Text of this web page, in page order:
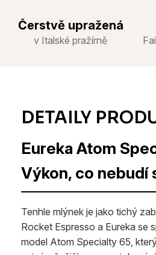
Čerstvě upražená
v Italské pražírně
Eureka Atom
Výkon, co nebudí
Tenhle mlýnek je jako tichý
Rocket Espresso a Eureka se
model Atom Specialty 65,